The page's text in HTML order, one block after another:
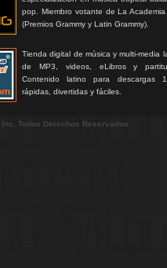
pop. Miembro votante de La
(Premios Grammy y Latin Grammy).
Tienda digital de música y multi-media
de MP3, videos, eLibros y
Contenido latino para descargas
rápidas, divertidas y fáciles.
Inc. Todos Derechos Reservados.